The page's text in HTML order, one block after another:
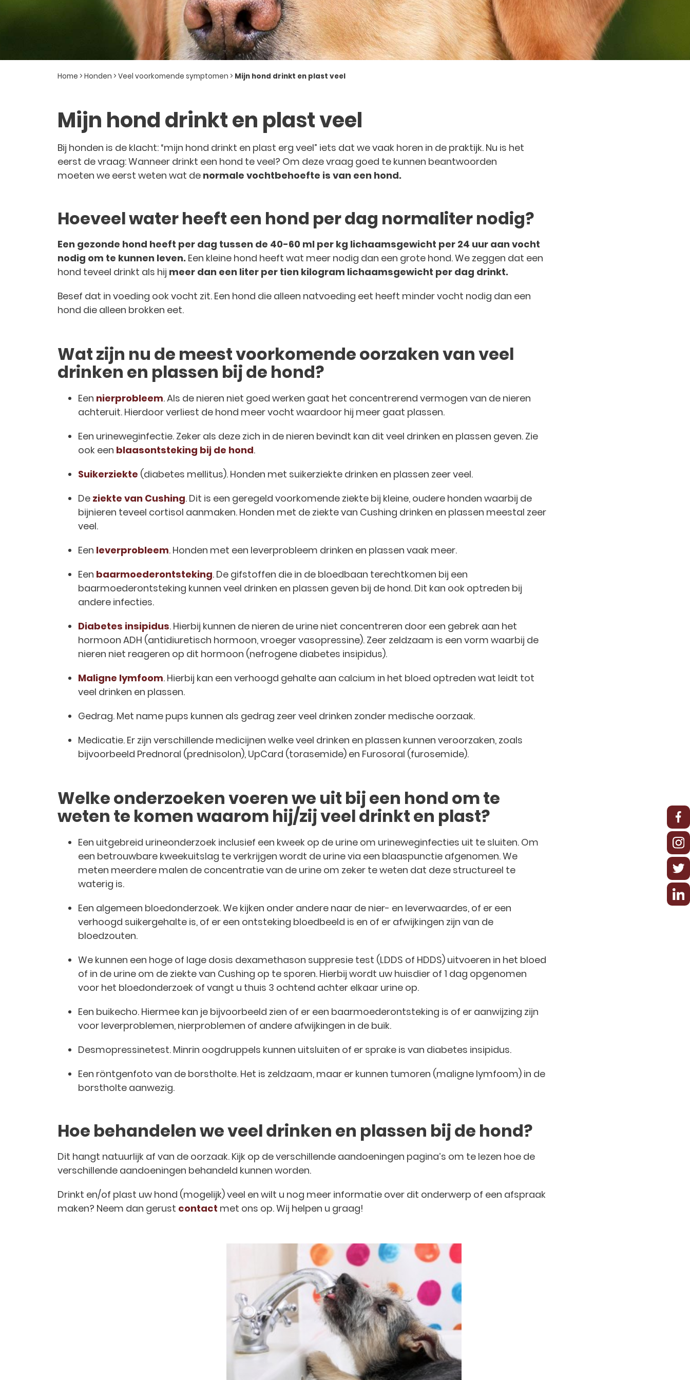
Home > Honden > Veel voorkomende symptomen > Mijn hond drinkt en plast veel
Mijn hond drinkt en plast veel
Bij honden is de klacht: “mijn hond drinkt en plast erg veel” iets dat we vaak horen in de praktijk. Nu is het
eerst de vraag: Wanneer drinkt een hond te veel? Om deze vraag goed te kunnen beantwoorden
moeten we eerst weten wat de normale vochtbehoefte is van een hond.
Hoeveel water heeft een hond per dag normaliter nodig?
Een gezonde hond heeft per dag tussen de 40-60 ml per kg lichaamsgewicht per 24 uur aan vocht
nodig om te kunnen leven. Een kleine hond heeft wat meer nodig dan een grote hond. We zeggen dat een
hond teveel drinkt als hij meer dan een liter per tien kilogram lichaamsgewicht per dag drinkt.
Besef dat in voeding ook vocht zit. Een hond die alleen natvoeding eet heeft minder vocht nodig dan een
hond die alleen brokken eet.
Wat zijn nu de meest voorkomende oorzaken van veel
drinken en plassen bij de hond?
Een nierprobleem. Als de nieren niet goed werken gaat het concentrerend vermogen van de nieren
achteruit. Hierdoor verliest de hond meer vocht waardoor hij meer gaat plassen.
Een urineweginfectie. Zeker als deze zich in de nieren bevindt kan dit veel drinken en plassen geven. Zie
ook een blaasontsteking bij de hond.
Suikerziekte (diabetes mellitus). Honden met suikerziekte drinken en plassen zeer veel.
De ziekte van Cushing. Dit is een geregeld voorkomende ziekte bij kleine, oudere honden waarbij de
bijnieren teveel cortisol aanmaken. Honden met de ziekte van Cushing drinken en plassen meestal zeer
veel.
Een leverprobleem. Honden met een leverprobleem drinken en plassen vaak meer.
Een baarmoederontsteking. De gifstoffen die in de bloedbaan terechtkomen bij een
baarmoederontsteking kunnen veel drinken en plassen geven bij de hond. Dit kan ook optreden bij
andere infecties.
Diabetes insipidus. Hierbij kunnen de nieren de urine niet concentreren door een gebrek aan het
hormoon ADH (antidiuretisch hormoon, vroeger vasopressine). Zeer zeldzaam is een vorm waarbij de
nieren niet reageren op dit hormoon (nefrogene diabetes insipidus).
Maligne lymfoom. Hierbij kan een verhoogd gehalte aan calcium in het bloed optreden wat leidt tot
veel drinken en plassen.
Gedrag. Met name pups kunnen als gedrag zeer veel drinken zonder medische oorzaak.
Medicatie. Er zijn verschillende medicijnen welke veel drinken en plassen kunnen veroorzaken, zoals
bijvoorbeeld Prednoral (prednisolon), UpCard (torasemide) en Furosoral (furosemide).
Welke onderzoeken voeren we uit bij een hond om te
weten te komen waarom hij/zij veel drinkt en plast?
Een uitgebreid urineonderzoek inclusief een kweek op de urine om urineweginfecties uit te sluiten. Om
een betrouwbare kweekuitslag te verkrijgen wordt de urine via een blaaspunctie afgenomen. We
meten meerdere malen de concentratie van de urine om zeker te weten dat deze structureel te
waterig is.
Een algemeen bloedonderzoek. We kijken onder andere naar de nier- en leverwaardes, of er een
verhoogd suikergehalte is, of er een ontsteking bloedbeeld is en of er afwijkingen zijn van de
bloedzouten.
We kunnen een hoge of lage dosis dexamethason suppresie test (LDDS of HDDS) uitvoeren in het bloed
of in de urine om de ziekte van Cushing op te sporen. Hierbij wordt uw huisdier of 1 dag opgenomen
voor het bloedonderzoek of vangt u thuis 3 ochtend achter elkaar urine op.
Een buikecho. Hiermee kan je bijvoorbeeld zien of er een baarmoederontsteking is of er aanwijzing zijn
voor leverproblemen, nierproblemen of andere afwijkingen in de buik.
Desmopressinetest. Minrin oogdruppels kunnen uitsluiten of er sprake is van diabetes insipidus.
Een röntgenfoto van de borstholte. Het is zeldzaam, maar er kunnen tumoren (maligne lymfoom) in de
borstholte aanwezig.
Hoe behandelen we veel drinken en plassen bij de hond?
Dit hangt natuurlijk af van de oorzaak. Kijk op de verschillende aandoeningen pagina’s om te lezen hoe de
verschillende aandoeningen behandeld kunnen worden.
Drinkt en/of plast uw hond (mogelijk) veel en wilt u nog meer informatie over dit onderwerp of een afspraak
maken? Neem dan gerust contact met ons op. Wij helpen u graag!